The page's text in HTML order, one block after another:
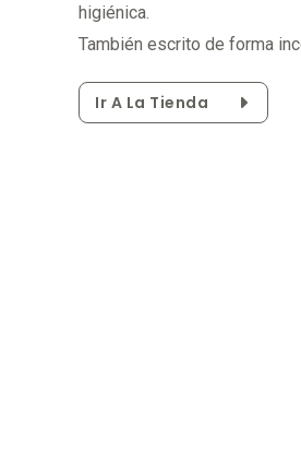
higiénica.
También escrito de forma
Ir A La Tienda